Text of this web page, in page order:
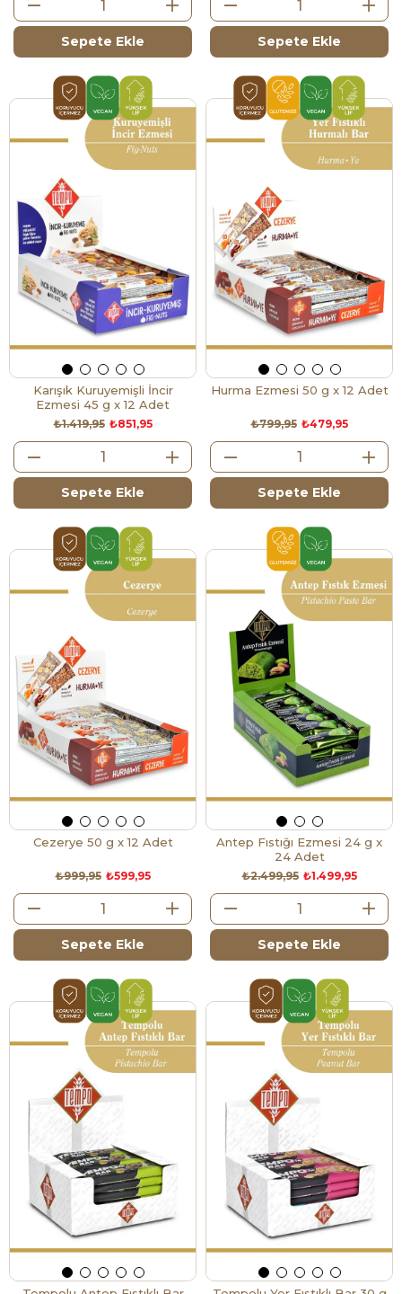
Sepete Ekle Sepete Ekle
Karışık Kuruyemişli İncir
Ezmesi 45 g x 12 Adet
₺851,95
₺1.419,95
Sepete Ekle
Hurma Ezmesi 50 g x 12 Adet
₺479,95
₺799,95
Sepete Ekle
Cezerye 50 g x 12 Adet
₺599,95
₺999,95
Sepete Ekle
Antep Fıstığı Ezmesi 24 g x
24 Adet
₺1.499,95
₺2.499,95
Sepete Ekle